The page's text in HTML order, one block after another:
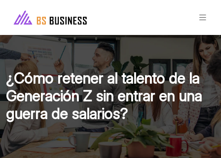
¿Cómo retener al talento de la
Generación Z sin entrar en una
guerra de salarios?